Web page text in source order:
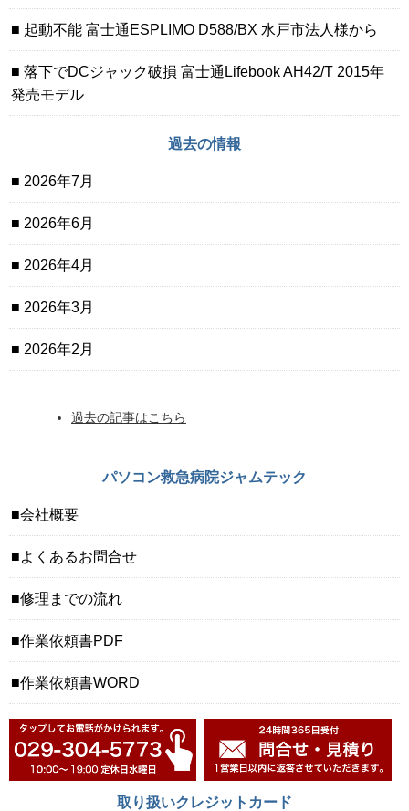
起動不能 富士通ESPLIMO D588/BX 水戸市法人様から
落下でDCジャック破損 富士通Lifebook AH42/T 2015年
発売モデル
過去の情報
2026年7月
2026年6月
2026年4月
2026年3月
2026年2月
過去の記事はこちら
パソコン救急病院ジャムテック
会社概要
よくあるお問合せ
修理までの流れ
作業依頼書PDF
作業依頼書WORD
取り扱いクレジットカード